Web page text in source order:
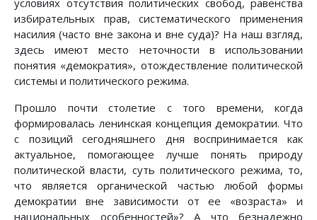
избирательных прав, систематического применения
насилия (часто вне закона и вне суда)? На наш взгляд,
здесь имеют место неточности в использовании
понятия «демократия», отождествление политической
системы и политического режима.
Прошло почти столетие с того времени, когда
формировалась ленинская концепция демократии. Что
с позиций сегодняшнего дня воспринимается как
актуальное, помогающее лучше понять природу
политической власти, суть политического режима, то,
что является органической частью любой формы
демократии вне зависимости от ее «возраста» и
национальных особенностей»? А что безнадежно